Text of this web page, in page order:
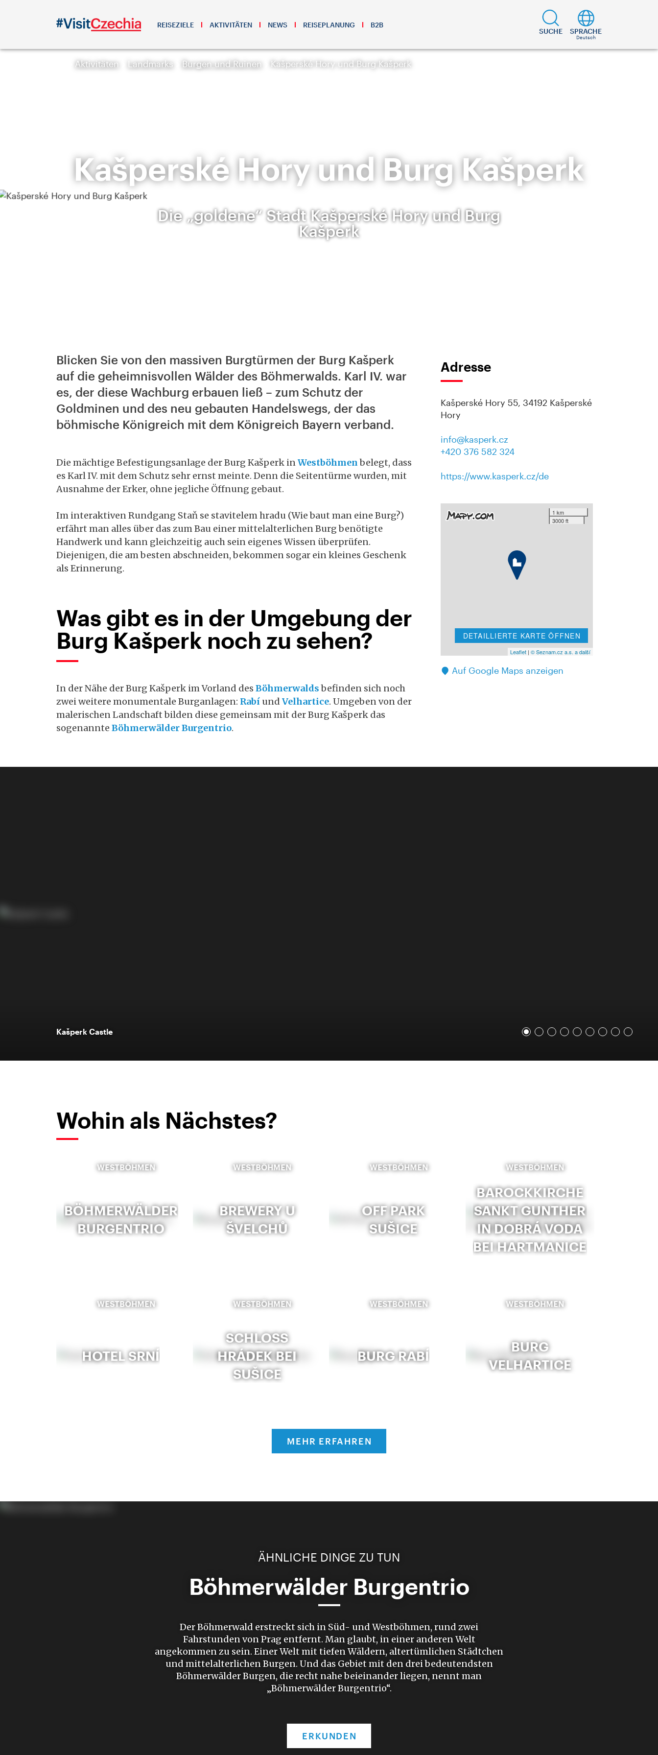
REISEZIELE AKTIVITÄTEN NEWS REISEPLANUNG B2B
SUCHE SPRACHE
Deutsch
Aktivitäten Landmarks Burgen und Ruinen Kašperské Hory und Burg Kašperk
Kašperské Hory und Burg Kašperk
Die „goldene“ Stadt Kašperské Hory und Burg
Kašperk
Blicken Sie von den massiven Burgtürmen der Burg Kašperk
auf die geheimnisvollen Wälder des Böhmerwalds. Karl IV. war
es, der diese Wachburg erbauen ließ – zum Schutz der
Goldminen und des neu gebauten Handelswegs, der das
böhmische Königreich mit dem Königreich Bayern verband.
Die mächtige Befestigungsanlage der Burg Kašperk inWestböhmenbelegt, dass
es Karl IV. mit dem Schutz sehr ernst meinte. Denn die Seitentürme wurden, mit
Ausnahme der Erker, ohne jegliche Öffnung gebaut.
Im interaktiven Rundgang Staň se stavitelem hradu (Wie baut man eine Burg?)
erfährt man alles über das zum Bau einer mittelalterlichen Burg benötigte
Handwerk und kann gleichzeitig auch sein eigenes Wissen überprüfen.
Diejenigen, die am besten abschneiden, bekommen sogar ein kleines Geschenk
als Erinnerung.
Was gibt es in der Umgebung der
Burg Kašperk noch zu sehen?
In der Nähe der Burg Kašperk im Vorland des Böhmerwaldsbefinden sich noch
zwei weitere monumentale Burganlagen: Rabí und Velhartice. Umgeben von der
malerischen Landschaft bilden diese gemeinsam mit der Burg Kašperk das
sogenannte Böhmerwälder Burgentrio.
Adresse
Kašperské Hory 55, 34192 Kašperské
Hory
info@kasperk.cz
+420 376 582 324
https://www.kasperk.cz/de
1 km
3000 ft
DETAILLIERTE KARTE ÖFFNEN
Leaflet| © Seznam.cz a.s. a další
Auf Google Maps anzeigen
Kašperk Castle
Wohin als Nächstes?
WESTBÖHMEN
BÖHMERWÄLDER
BURGENTRIO
WESTBÖHMEN
BREWERY U
ŠVELCHŮ
WESTBÖHMEN
OFF PARK
SUŠICE
WESTBÖHMEN
BAROCKKIRCHE
SANKT GUNTHER
IN DOBRÁ VODA
BEI HARTMANICE
WESTBÖHMEN
HOTEL SRNÍ
WESTBÖHMEN
SCHLOSS
HRÁDEK BEI
SUŠICE
WESTBÖHMEN
BURG RABÍ
WESTBÖHMEN
BURG
VELHARTICE
MEHR ERFAHREN
ÄHNLICHE DINGE ZU TUN
Böhmerwälder Burgentrio
Der Böhmerwald erstreckt sich in Süd- und Westböhmen, rund zwei
Fahrstunden von Prag entfernt. Man glaubt, in einer anderen Welt
angekommen zu sein. Einer Welt mit tiefen Wäldern, altertümlichen Städtchen
und mittelalterlichen Burgen. Und das Gebiet mit den drei bedeutendsten
Böhmerwälder Burgen, die recht nahe beieinander liegen, nennt man
„Böhmerwälder Burgentrio“.
ERKUNDEN